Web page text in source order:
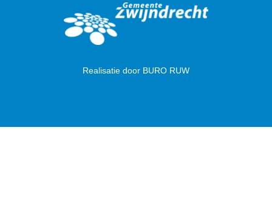
Realisatie door BURO RUW